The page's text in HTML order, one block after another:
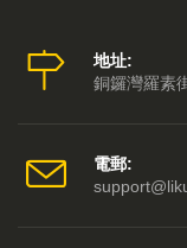
地址:
銅鑼灣羅素
電郵: